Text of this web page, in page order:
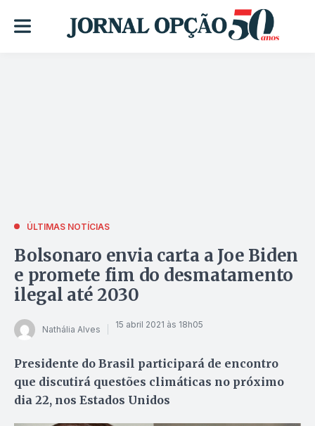
ÚLTIMAS NOTÍCIAS
Bolsonaro envia carta a Joe Biden
e promete fim do desmatamento
ilegal até 2030
Nathália Alves 15 abril 2021 às 18h05
Presidente do Brasil participará de encontro
que discutirá questões climáticas no próximo
dia 22, nos Estados Unidos